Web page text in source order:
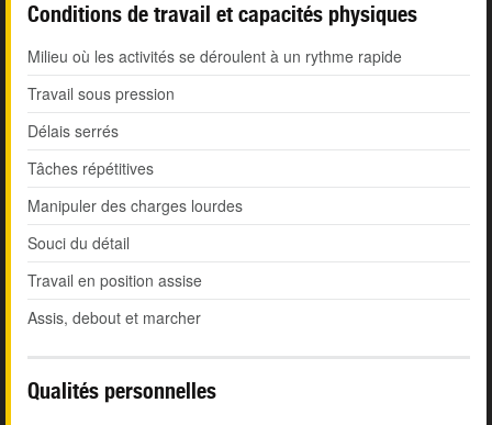
Conditions de travail et capacités physiques
Milieu où les activités se déroulent à un rythme rapide
Travail sous pression
Délais serrés
Tâches répétitives
Manipuler des charges lourdes
Souci du détail
Travail en position assise
Assis, debout et marcher
Qualités personnelles